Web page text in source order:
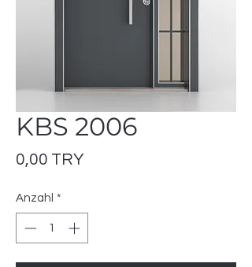
KBS 2006
0,00 TRYPreis
Anzahl *